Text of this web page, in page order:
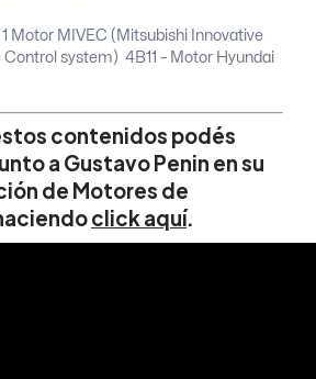
1 Motor MIVEC (Mitsubishi Innovative
system) 4B11 – Motor Hyundai
contenidos podés
a Gustavo Penin en su
de Motores de
click aquí.